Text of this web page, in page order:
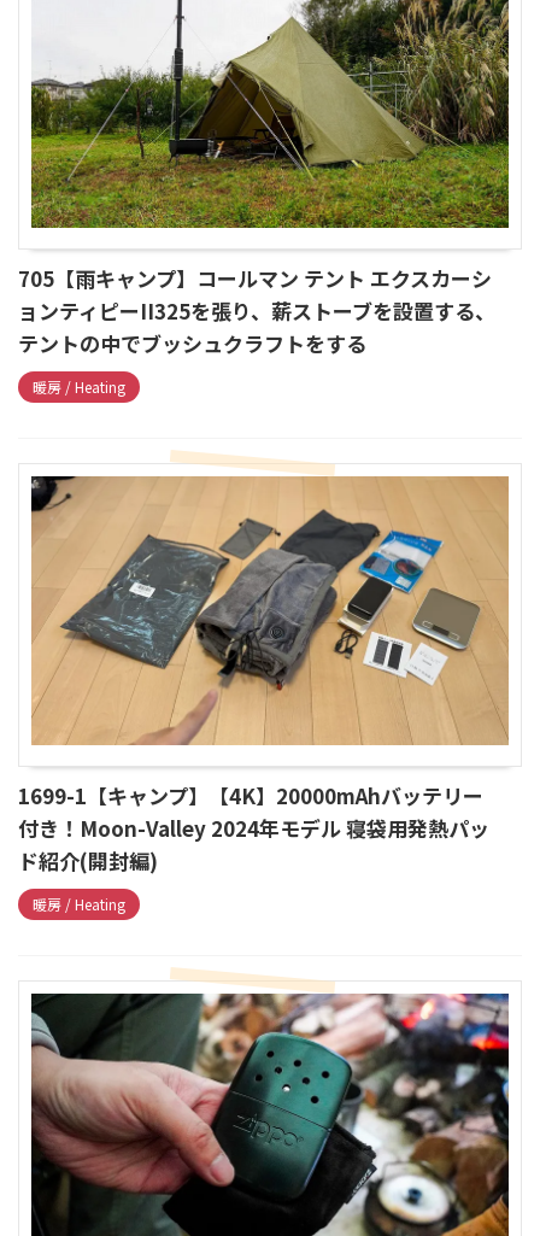
705【雨キャンプ】コールマン テント エクスカーシ
ョンティピーII325を張り、薪ストーブを設置する、
テントの中でブッシュクラフトをする
暖房 / Heating
1699-1【キャンプ】【4K】20000mAhバッテリー
付き！Moon-Valley 2024年モデル 寝袋用発熱パッ
ド紹介(開封編)
暖房 / Heating